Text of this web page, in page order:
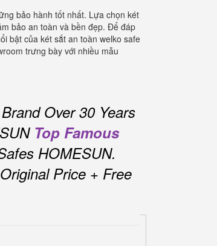
bảo hành tốt nhất. Lựa chọn két
bảo an toàn và bền đẹp. Để đáp
bật của két sắt an toàn welko safe
trưng bày với nhiều mẫu
Over 30 Years
Top Famous
HOMESUN.
Price + Free